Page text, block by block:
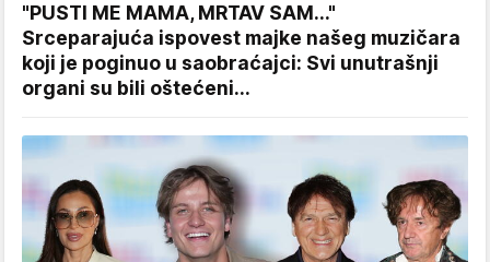
"PUSTI ME MAMA, MRTAV SAM..."
Srceparajuća ispovest majke našeg muzičara
koji je poginuo u saobraćajci: Svi unutrašnji
organi su bili oštećeni...